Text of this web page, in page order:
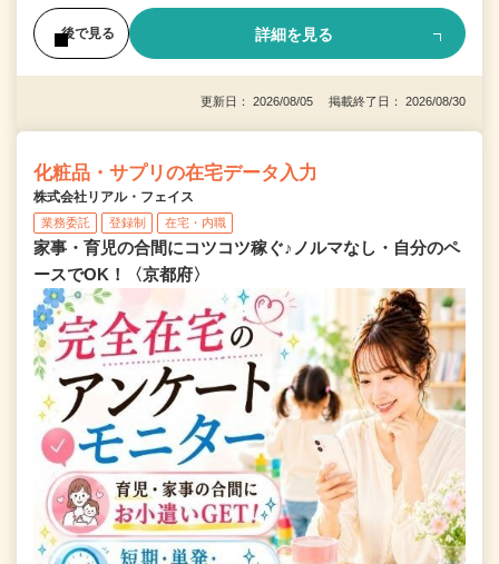
後で見る 詳細を見る
更新日： 2026/08/05 掲載終了日： 2026/08/30
化粧品・サプリの在宅データ入力
株式会社リアル・フェイス
業務委託 登録制 在宅・内職
家事・育児の合間にコツコツ稼ぐ♪ノルマなし・自分のペ
ースでOK！〈京都府〉